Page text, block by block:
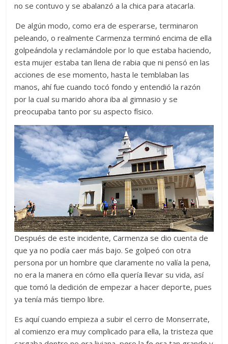
no se contuvo y se abalanzó a la chica para atacarla.
De algún modo, como era de esperarse, terminaron
peleando, o realmente Carmenza terminó encima de ella
golpeándola y reclamándole por lo que estaba haciendo,
esta mujer estaba tan llena de rabia que ni pensó en las
acciones de ese momento, hasta le temblaban las
manos, ahí fue cuando tocó fondo y entendió la razón
por la cual su marido ahora iba al gimnasio y se
preocupaba tanto por su aspecto físico.
Después de este incidente,Carmenza se dio cuenta de
que ya no podía caer más bajo. Se golpeó con otra
persona por un hombrequeclaramente no valía la pena,
no era la manera en cómo ella quería llevar su vida, así
que tomó la dedición de empezar a hacer deporte, pues
ya tenía más tiempo libre.
Es aquí cuando empieza a subir el cerro de Monserrate,
al comienzo era muy complicado para ella, la tristeza que